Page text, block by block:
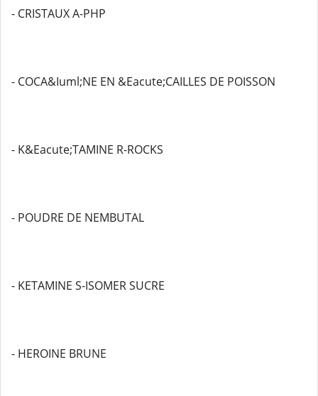
- CRISTAUX A-PHP
- COCA&Iuml;NE EN &Eacute;CAILLES DE POISSON
- K&Eacute;TAMINE R-ROCKS
- POUDRE DE NEMBUTAL
- KETAMINE S-ISOMER SUCRE
- HEROINE BRUNE